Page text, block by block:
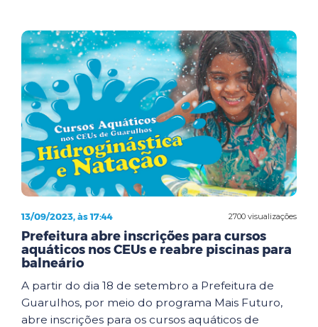
2700 visualizações
13/09/2023, às 17:44
Prefeitura abre inscrições para cursos
aquáticos nos CEUs e reabre piscinas para
balneário
A partir do dia 18 de setembro a Prefeitura de
Guarulhos, por meio do programa Mais Futuro,
abre inscrições para os cursos aquáticos de